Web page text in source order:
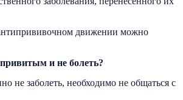
движении можно
и не болеть?
не заболеть, необходимо не общаться с